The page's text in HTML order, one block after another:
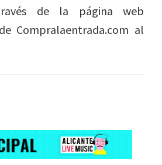
de la página web
Compralaentrada.com al